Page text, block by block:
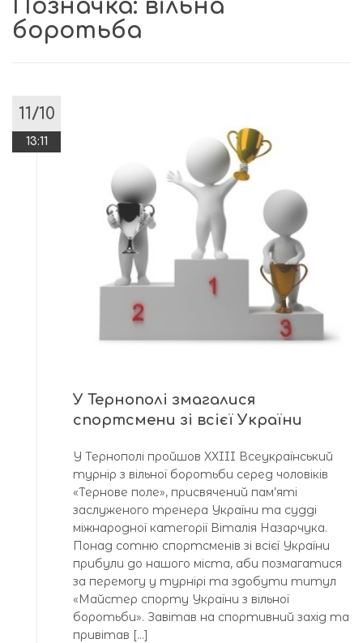
Позначка: вільна
боротьба
11/10
13:11
У Тернополі змагалися
спортсмени зі всієї України
У Тернополі пройшов XXIII Всеукраїнський
турнір з вільної боротьби серед чоловіків
«Тернове поле», присвячений пам’яті
заслуженого тренера України та судді
міжнародної категорії Віталія Назарчука.
Понад сотню спортсменів зі всієї України
прибули до нашого міста, аби позмагатися
за перемогу у турнірі та здобути титул
«Майстер спорту України з вільної
боротьби». Завітав на спортивний захід та
привітав […]